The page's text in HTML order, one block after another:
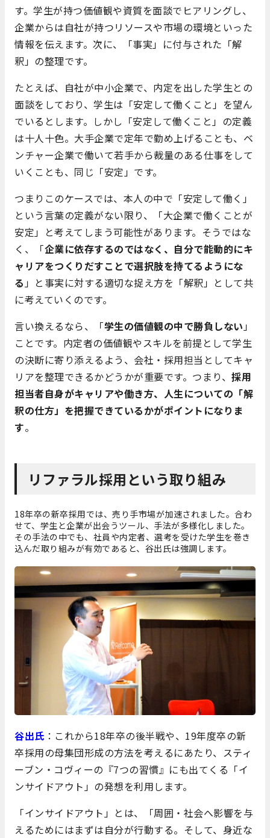
す。学生が持つ価値観や資質を面談でヒアリングし、
企業からは自社が持つリソースや市場の環境といった
情報を伝えます。次に、「事実」に付与された「解
釈」の整理です。
たとえば、自社が中小企業で、内定を出した学生との
面談をしており、学生は「安定して働くこと」を望ん
でいるとします。しかし「安定して働くこと」の定義
は十人十色。大手企業で定年で勤め上げることも、ベ
ンチャー企業で働いて若手から裁量のある仕事をして
いくことも、同じ「安定」です。
つまりこのケースでは、本人の中で「安定して働く」
という言葉の定義がない限り、「大企業で働くことが
安定」と考えてしまう可能性があります。そうではな
く、「企業に依存するのではなく、自分で能動的にキ
ャリアをつくりだすことで選択肢を持てるようにな
る」と事実に対する適切な捉え方を「解釈」として共
に考えていくのです。
言い換えるなら、「学生の価値観の中で勝負しない」
ことです。内定者の価値観やスキルを前提として学生
の決断に寄り添えるよう、会社・採用担当としてキャ
リアを整理できるかどうかが重要です。つまり、 採用
担当者自身がキャリアや働き方、人生についての「解
釈の仕方」を把握できているかがポイントになりま
す。
リファラル採用という取り組み
18年卒の新卒採用では、売り手市場が加速されました。合わ
せて、学生と企業が出会うツール、手法が多様化しました。
その手法の中でも、社員や内定者、選考を受けた学生を巻き
込んだ取り組みが有効であると、谷出氏は強調します。
谷出氏 ：これから18年卒の後半戦や、19年度卒の新
卒採用の母集団形成の方法を考えるにあたり、スティ
ーブン・コヴィーの『7つの習慣』にも出てくる「イ
ンサイドアウト」の発想を利用します。
「インサイドアウト」とは、「周囲・社会へ影響を与
えるためにはまずは自分が行動する。そして、身近な